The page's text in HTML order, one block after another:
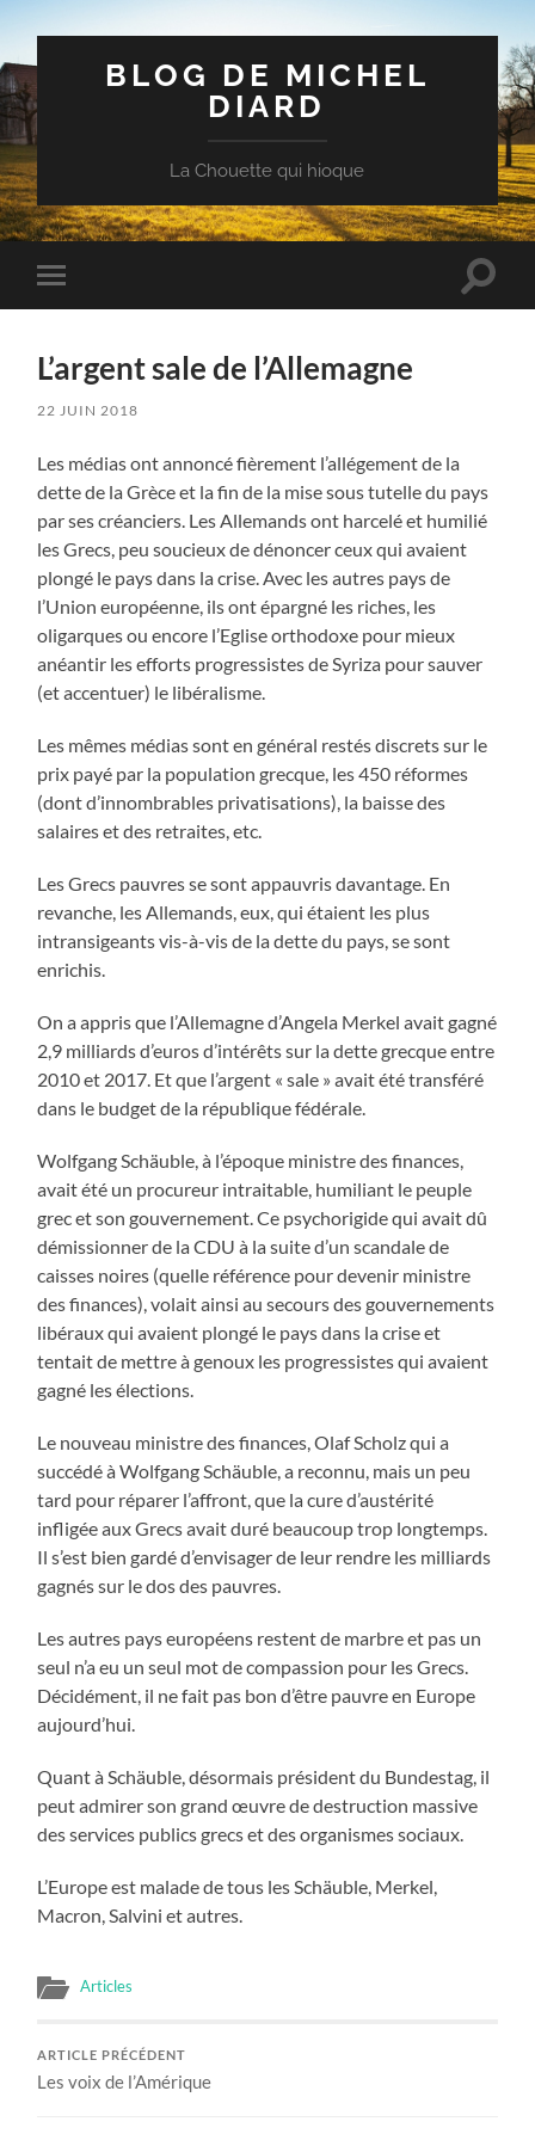
BLOG DE MICHEL
DIARD
La Chouette qui hioque
Toggle
mobile
Toggle
L’argent sale de l’Allemagne
22 JUIN 2018
Les médias ont annoncé fièrement l’allégement de la
dette de la Grèce et la fin de la mise sous tutelle du pays
par ses créanciers. Les Allemands ont harcelé et humilié
les Grecs, peu soucieux de dénoncer ceux qui avaient
plongé le pays dans la crise. Avec les autres pays de
l’Union européenne, ils ont épargné les riches, les
oligarques ou encore l’Eglise orthodoxe pour mieux
anéantir les efforts progressistes de Syriza pour sauver
(et accentuer) le libéralisme.
Les mêmes médias sont en général restés discrets sur le
prix payé par la population grecque, les 450 réformes
(dont d’innombrables privatisations), la baisse des
salaires et des retraites, etc.
Les Grecs pauvres se sont appauvris davantage. En
revanche, les Allemands, eux, qui étaient les plus
intransigeants vis-à-vis de la dette du pays, se sont
enrichis.
On a appris que l’Allemagne d’Angela Merkel avait gagné
2,9 milliards d’euros d’intérêts sur la dette grecque entre
2010 et 2017. Et que l’argent « sale » avait été transféré
dans le budget de la république fédérale.
Wolfgang Schäuble, à l’époque ministre des finances,
avait été un procureur intraitable, humiliant le peuple
grec et son gouvernement. Ce psychorigide qui avait dû
démissionner de la CDU à la suite d’un scandale de
caisses noires (quelle référence pour devenir ministre
des finances), volait ainsi au secours des gouvernements
libéraux qui avaient plongé le pays dans la crise et
tentait de mettre à genoux les progressistes qui avaient
gagné les élections.
Le nouveau ministre des finances, Olaf Scholz qui a
succédé à Wolfgang Schäuble, a reconnu, mais un peu
tard pour réparer l’affront, que la cure d’austérité
infligée aux Grecs avait duré beaucoup trop longtemps.
Il s’est bien gardé d’envisager de leur rendre les milliards
gagnés sur le dos des pauvres.
Les autres pays européens restent de marbre et pas un
seul n’a eu un seul mot de compassion pour les Grecs.
Décidément, il ne fait pas bon d’être pauvre en Europe
aujourd’hui.
Quant à Schäuble, désormais président du Bundestag, il
peut admirer son grand œuvre de destruction massive
des services publics grecs et des organismes sociaux.
L’Europe est malade de tous les Schäuble, Merkel,
Macron, Salvini et autres.
Articles
ARTICLE PRÉCÉDENT
Les voix de l’Amérique